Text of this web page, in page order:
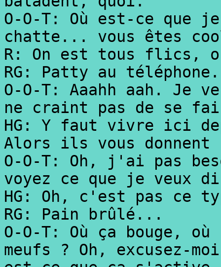
O-O-T: Où est-ce que
chatte... vous êtes
R: On est tous flics,
RG: Patty au téléphone.
O-O-T: Aaahh aah. Je
ne craint pas de se
HG: Y faut vivre ici
Alors ils vous
O-O-T: Oh, j'ai pas
voyez ce que je veux
HG: Oh, c'est pas ce
RG: Pain brûlé...
O-O-T: Où ça bouge,
meufs ? Oh, excusez-